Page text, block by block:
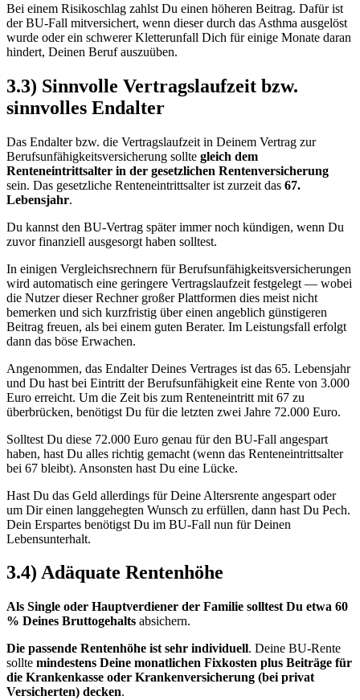
Bei einem Risikoschlag zahlst Du einen höheren Beitrag. Dafür ist
der BU-Fall mitversichert, wenn dieser durch das Asthma ausgelöst
wurde oder ein schwerer Kletterunfall Dich für einige Monate daran
hindert, Deinen Beruf auszuüben.
3.3) Sinnvolle Vertragslaufzeit bzw.
sinnvolles Endalter
Das Endalter bzw. die Vertragslaufzeit in Deinem Vertrag zur
Berufsunfähigkeitsversicherung sollte gleich dem
Renteneintrittsalter in der gesetzlichen Rentenversicherung
sein. Das gesetzliche Renteneintrittsalter ist zurzeit das 67.
Lebensjahr.
Du kannst den BU-Vertrag später immer noch kündigen, wenn Du
zuvor finanziell ausgesorgt haben solltest.
In einigen Vergleichsrechnern für Berufsunfähigkeitsversicherungen
wird automatisch eine geringere Vertragslaufzeit festgelegt — wobei
die Nutzer dieser Rechner großer Plattformen dies meist nicht
bemerken und sich kurzfristig über einen angeblich günstigeren
Beitrag freuen, als bei einem guten Berater. Im Leistungsfall erfolgt
dann das böse Erwachen.
Angenommen, das Endalter Deines Vertrages ist das 65. Lebensjahr
und Du hast bei Eintritt der Berufsunfähigkeit eine Rente von 3.000
Euro erreicht. Um die Zeit bis zum Renteneintritt mit 67 zu
überbrücken, benötigst Du für die letzten zwei Jahre 72.000 Euro.
Solltest Du diese 72.000 Euro genau für den BU-Fall angespart
haben, hast Du alles richtig gemacht (wenn das Renteneintrittsalter
bei 67 bleibt). Ansonsten hast Du eine Lücke.
Hast Du das Geld allerdings für Deine Altersrente angespart oder
um Dir einen langgehegten Wunsch zu erfüllen, dann hast Du Pech.
Dein Erspartes benötigst Du im BU-Fall nun für Deinen
Lebensunterhalt.
3.4) Adäquate Rentenhöhe
Als Single oder Hauptverdiener der Familie solltest Du etwa 60
% Deines Bruttogehalts absichern.
Die passende Rentenhöhe ist sehr individuell. Deine BU-Rente
sollte mindestens Deine monatlichen Fixkosten plus Beiträge für
die Krankenkasse oder Krankenversicherung (bei privat
Versicherten) decken.